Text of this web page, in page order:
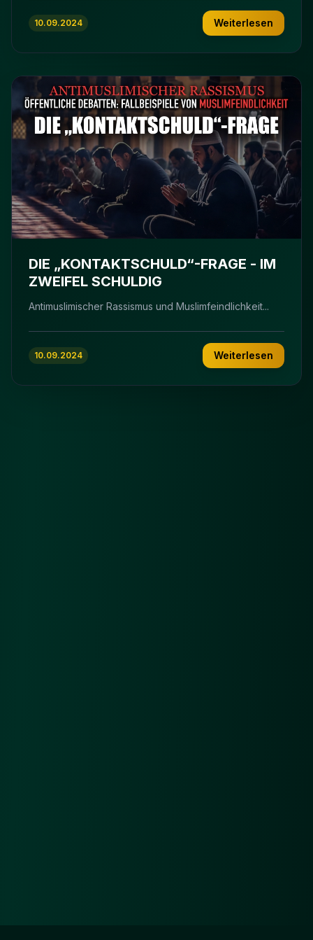
10.09.2024 Weiterlesen
DIE „KONTAKTSCHULD“-FRAGE - IM
ZWEIFEL SCHULDIG
Antimuslimischer Rassismus und Muslimfeindlichkeit...
10.09.2024 Weiterlesen